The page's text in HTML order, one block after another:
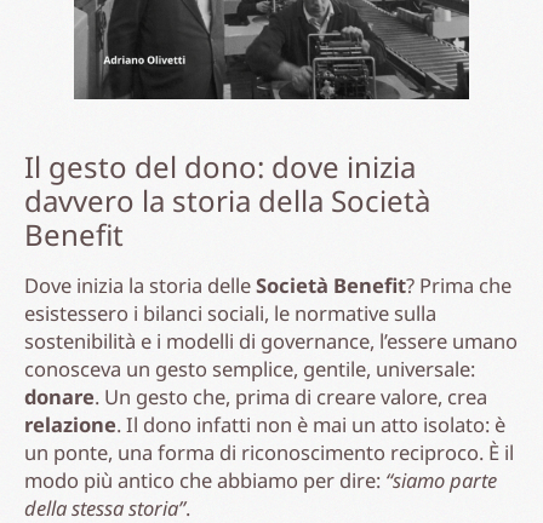
Il gesto del dono: dove inizia
davvero la storia della Società
Benefit
Dove inizia la storia delleSocietà Benefit? Prima che
esistessero i bilanci sociali, le normative sulla
sostenibilità e i modelli di governance, l’essere umano
conosceva un gesto semplice, gentile, universale:
donare. Un gesto che, prima di creare valore, crea
relazione. Il dono infatti non è mai un atto isolato: è
un ponte, una forma di riconoscimento reciproco. È il
modo più antico che abbiamo per dire: “siamo parte
della stessa storia”.